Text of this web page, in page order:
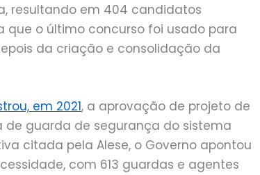
resultando em 404 candidatos
que o último concurso foi usado para
da criação e consolidação da
em 2021, a aprovação de projeto de
de guarda de segurança do sistema
citada pela Alese, o Governo apontou
com 613 guardas e agentes